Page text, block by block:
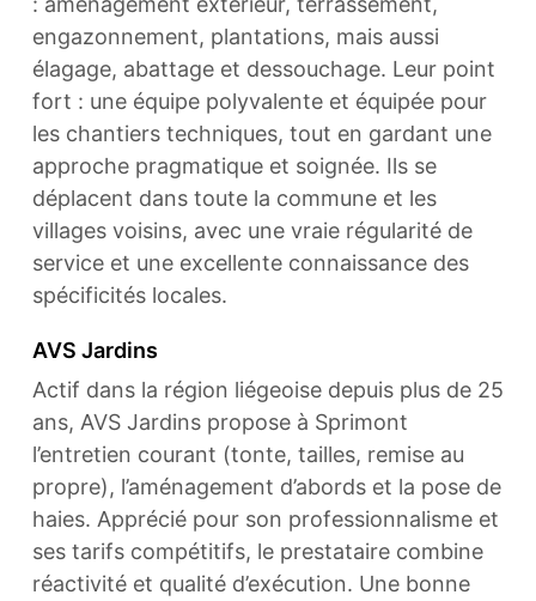
engazonnement, plantations, mais aussi
élagage, abattage et dessouchage. Leur point
fort : une équipe polyvalente et équipée pour
les chantiers techniques, tout en gardant une
approche pragmatique et soignée. Ils se
déplacent dans toute la commune et les
villages voisins, avec une vraie régularité de
service et une excellente connaissance des
spécificités locales.
AVS Jardins
Actif dans la région liégeoise depuis plus de 25
ans, AVS Jardins propose à Sprimont
l’entretien courant (tonte, tailles, remise au
propre), l’aménagement d’abords et la pose de
haies. Apprécié pour son professionnalisme et
ses tarifs compétitifs, le prestataire combine
réactivité et qualité d’exécution. Une bonne